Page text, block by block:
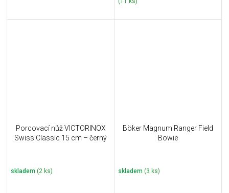
Porcovací nůž VICTORINOX
Swiss Classic 15 cm – černý
skladem (2 ks)
Böker Magnum Ranger Field
Bowie
skladem (3 ks)